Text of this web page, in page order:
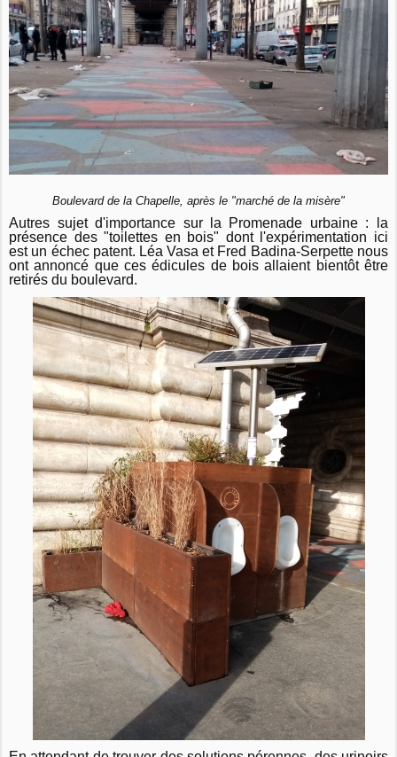
Boulevard de la Chapelle, après le "marché de la misère"
Autres sujet d'importance sur la Promenade urbaine : la
présence des "toilettes en bois" dont l'expérimentation ici
est un échec patent. Léa Vasa et Fred Badina-Serpette nous
ont annoncé que ces édicules de bois allaient bientôt être
retirés du boulevard.